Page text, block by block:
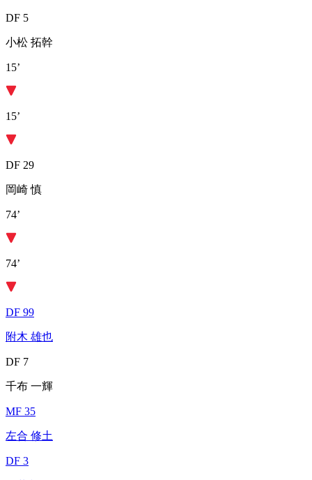
DF 5
小松 拓幹
15’
15’
DF 29
岡崎 慎
74’
74’
DF 99
附木 雄也
DF 7
千布 一輝
MF 35
左合 修土
DF 3